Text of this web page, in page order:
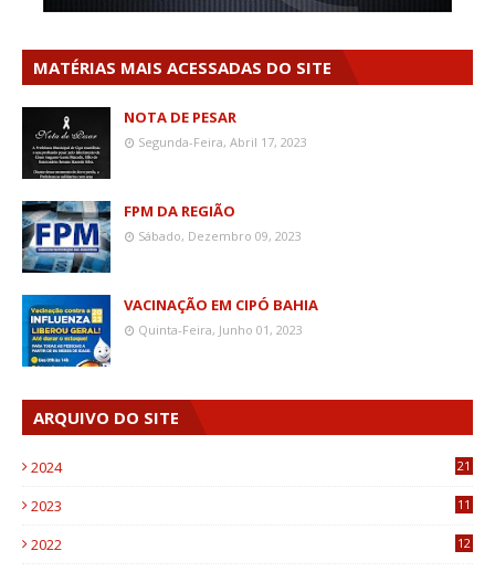
MATÉRIAS MAIS ACESSADAS DO SITE
NOTA DE PESAR
Segunda-Feira, Abril 17, 2023
FPM DA REGIÃO
Sábado, Dezembro 09, 2023
VACINAÇÃO EM CIPÓ BAHIA
Quinta-Feira, Junho 01, 2023
ARQUIVO DO SITE
2024 21
2023
11
2022
12